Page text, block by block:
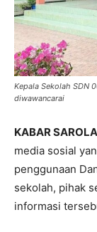
Kepala Sekolah SDN
diwawancarai
KABAR
media sosial
penggunaan
sekolah, pihak
informasi